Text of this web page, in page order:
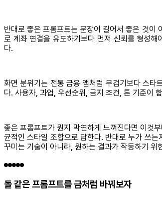
반대로 좋은 프롬프트는 문장이 길어서 좋은 것이
로 계좌 연결을 유도하기보다 먼저 신뢰를 형성
다.
화면 분위기는 전통 금융 앱처럼 무겁기보다 스타
다. 사용자, 과업, 우선순위, 금지 조건, 톤 기준이
좋은 프롬프트가 뭔지 막연하게 느껴진다면 이것
균적인 스타일 조합으로 답한다. 반대로 누가 쓰
꾸미는 기술이 아니라, 원하는 결과가 작동하기
돌 같은 프롬프트를 금처럼 바꿔보자